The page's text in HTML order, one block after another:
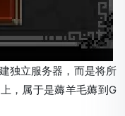
独立服务器，而是将所
，属于是薅羊毛薅到G